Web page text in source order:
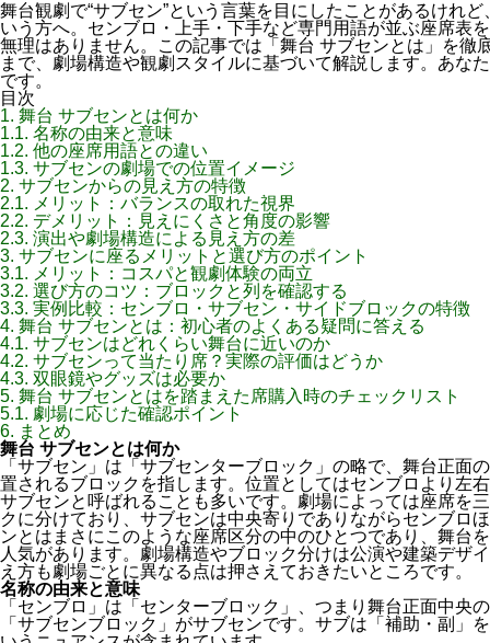
舞台観劇で“サブセン”という言葉を目にしたことがあるけれ
いう方へ。センブロ・上手・下手など専門用語が並ぶ座席表
無理はありません。この記事では「舞台 サブセンとは」を徹
まで、劇場構造や観劇スタイルに基づいて解説します。あな
です。
目次
1. 舞台 サブセンとは何か
1.1. 名称の由来と意味
1.2. 他の座席用語との違い
1.3. サブセンの劇場での位置イメージ
2. サブセンからの見え方の特徴
2.1. メリット：バランスの取れた視界
2.2. デメリット：見えにくさと角度の影響
2.3. 演出や劇場構造による見え方の差
3. サブセンに座るメリットと選び方のポイント
3.1. メリット：コスパと観劇体験の両立
3.2. 選び方のコツ：ブロックと列を確認する
3.3. 実例比較：センブロ・サブセン・サイドブロックの特徴
4. 舞台 サブセンとは：初心者のよくある疑問に答える
4.1. サブセンはどれくらい舞台に近いのか
4.2. サブセンって当たり席？実際の評価はどうか
4.3. 双眼鏡やグッズは必要か
5. 舞台 サブセンとはを踏まえた席購入時のチェックリスト
5.1. 劇場に応じた確認ポイント
6. まとめ
舞台 サブセンとは何か
「サブセン」は「サブセンターブロック」の略で、舞台正面
置されるブロックを指します。位置としてはセンブロより左
サブセンと呼ばれることも多いです。劇場によっては座席を
クに分けており、サブセンは中央寄りでありながらセンブロ
ンとはまさにこのような座席区分の中のひとつであり、舞台
人気があります。劇場構造やブロック分けは公演や建築デザ
え方も劇場ごとに異なる点は押さえておきたいところです。
名称の由来と意味
「センブロ」は「センターブロック」、つまり舞台正面中央
「サブセンブロック」がサブセンです。サブは「補助・副」